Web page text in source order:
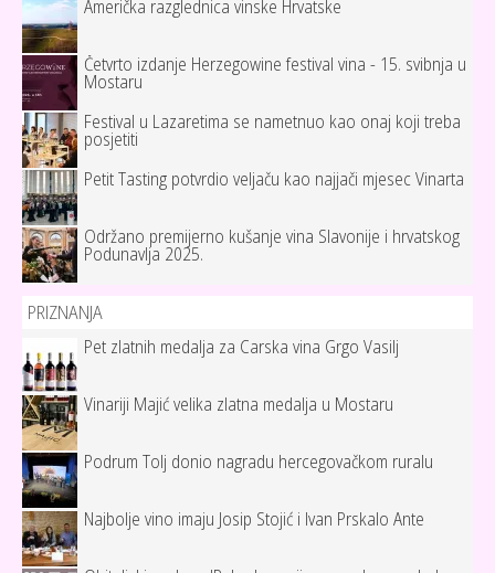
Američka razglednica vinske Hrvatske
Četvrto izdanje Herzegowine festival vina - 15. svibnja u
Mostaru
Festival u Lazaretima se nametnuo kao onaj koji treba
posjetiti
Petit Tasting potvrdio veljaču kao najjači mjesec Vinarta
Održano premijerno kušanje vina Slavonije i hrvatskog
Podunavlja 2025.
PRIZNANJA
Pet zlatnih medalja za Carska vina Grgo Vasilj
Vinariji Majić velika zlatna medalja u Mostaru
Podrum Tolj donio nagradu hercegovačkom ruralu
Najbolje vino imaju Josip Stojić i Ivan Prskalo Ante